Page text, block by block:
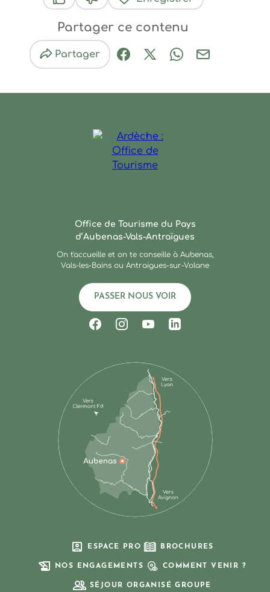
Partager ce contenu
Partager
Partager sur Facebook
Partager sur X / Twitter
Partager sur
Partager par
Office de Tourisme du Pays
d’Aubenas-Vals-Antraïgues
On t'accueille et on te conseille à Aubenas,
Vals-les-Bains ou Antraigues-sur-Volane
PASSER NOUS VOIR
Suivez-nous sur Facebook
Suivez-nous sur Instagram
Suivez-nous sur
Suivez-nous sur
ESPACE PRO BROCHURES
NOS ENGAGEMENTS COMMENT VENIR ?
SÉJOUR ORGANISÉ GROUPE